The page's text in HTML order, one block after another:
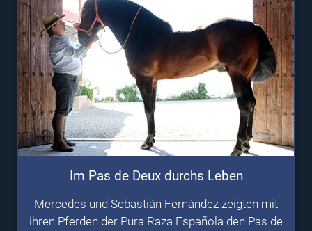
Im Pas de Deux durchs Leben
Mercedes und Sebastián Fernández zeigten mit
ihren Pferden der Pura Raza Española den Pas de